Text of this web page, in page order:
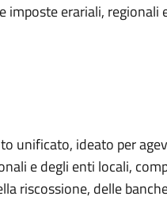
erariali, regionali
unificato, ideato per
e degli enti locali,
riscossione, delle